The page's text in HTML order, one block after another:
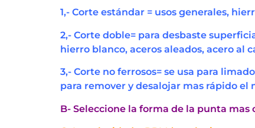
1,- Corte estándar = usos generales,
2,- Corte doble= para desbaste
hierro blanco, aceros aleados, acero al
3,- Corte no ferrosos= se usa para
para remover y desalojar mas rápido
B- Seleccione la forma de la punta